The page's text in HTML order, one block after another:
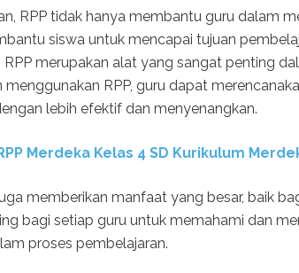
RPP tidak hanya membantu guru dalam
siswa untuk mencapai tujuan
RPP merupakan alat yang sangat penting
menggunakan RPP, guru dapat
lebih efektif dan menyenangkan.
Merdeka Kelas 4 SD Kurikulum
memberikan manfaat yang besar, baik
bagi setiap guru untuk memahami dan
proses pembelajaran.